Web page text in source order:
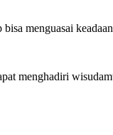
menguasai
menghadiri